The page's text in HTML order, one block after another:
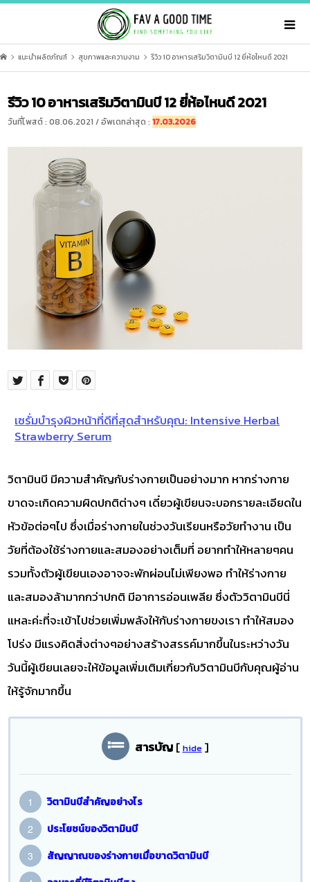
แนะนำผลิตภัณฑ์ สุขภาพและความงาม รีวิว 10 อาหารเสริมวิตามินบี 12 ยี่ห้อไหนดี 2021
รีวิว 10 อาหารเสริมวิตามินบี 12 ยี่ห้อไหนดี 2021
วันที่โพสต์ : 08.06.2021 / อัพเดทล่าสุด :17.03.2026
เซรั่มบำรุงผิวหน้าที่ดีที่สุดสำหรับคุณ: Intensive Herbal
Strawberry Serum
วิตามินบี มีความสำคัญกับร่างกายเป็นอย่างมาก หากร่างกาย
ขาดจะเกิดความผิดปกติต่างๆ เดี๋ยวผู้เขียนจะบอกรายละเอียดใน
หัวข้อต่อๆไป ซึ่งเมื่อร่างกายในช่วงวันเรียนหรือวัยทำงาน เป็น
วัยที่ต้องใช้ร่างกายและสมองอย่างเต็มที่ อยากทำให้หลายๆคน
รวมทั้งตัวผู้เขียนเองอาจจะพักผ่อนไม่เพียงพอ ทำให้ร่างกาย
และสมองล้ามากกว่าปกติ มีอาการอ่อนเพลีย ซึ่งตัววิตามินบีนี่
แหละค่ะที่จะเข้าไปช่วยเพิ่มพลังให้กับร่างกายขงเรา ทำให้สมอง
โปร่ง มีแรงคิดสิ่งต่างๆอย่างสร้างสรรค์มากขึ้นในระหว่างวัน
วันนี้ผู้เขียนเลยจะให้ข้อมูลเพิ่มเติมเกี่ยวกับวิตามินบีกับคุณผู้อ่าน
ให้รู้จักมากขึ้น
สารบัญ [ hide ]
วิตามินบีสำคัญอย่างไร
ประโยชน์ของวิตามินบี
สัญญาณของร่างกายเมื่อขาดวิตามินบี